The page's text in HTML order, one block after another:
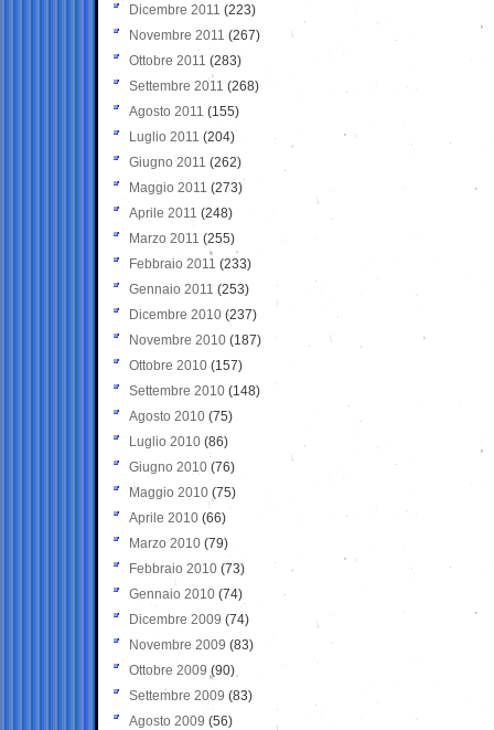
Dicembre 2011 (223)
Novembre 2011 (267)
Ottobre 2011 (283)
Settembre 2011 (268)
Agosto 2011 (155)
Luglio 2011 (204)
Giugno 2011 (262)
Maggio 2011 (273)
Aprile 2011 (248)
Marzo 2011 (255)
Febbraio 2011 (233)
Gennaio 2011 (253)
Dicembre 2010 (237)
Novembre 2010 (187)
Ottobre 2010 (157)
Settembre 2010 (148)
Agosto 2010 (75)
Luglio 2010 (86)
Giugno 2010 (76)
Maggio 2010 (75)
Aprile 2010 (66)
Marzo 2010 (79)
Febbraio 2010 (73)
Gennaio 2010 (74)
Dicembre 2009 (74)
Novembre 2009 (83)
Ottobre 2009 (90)
Settembre 2009 (83)
Agosto 2009 (56)